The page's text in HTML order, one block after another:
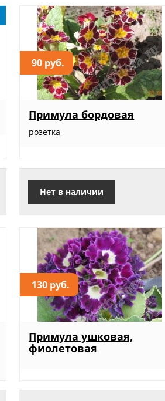
90 руб.
Примула бордовая
розетка
Нет в наличии
130 руб.
Примула ушковая,
фиолетовая